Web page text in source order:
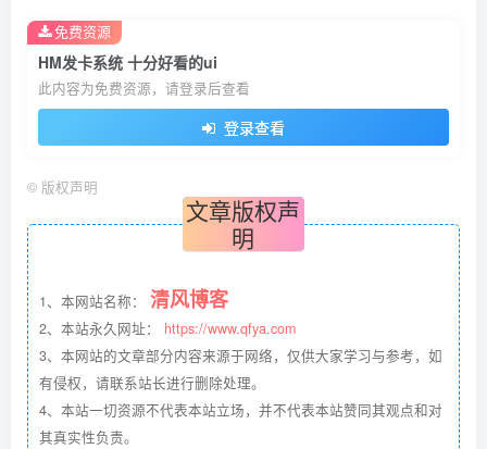
HM发卡系统 十分好看的ui
此内容为免费资源，请登录后查看
登录查看
免费资源
© 版权声明
文章版权声
明
1、本网站名称： 清风博客
2、本站永久网址： https://www.qfya.com
3、本网站的文章部分内容来源于网络，仅供大家学习与参考，如
有侵权，请联系站长进行删除处理。
4、本站一切资源不代表本站立场，并不代表本站赞同其观点和对
其真实性负责。